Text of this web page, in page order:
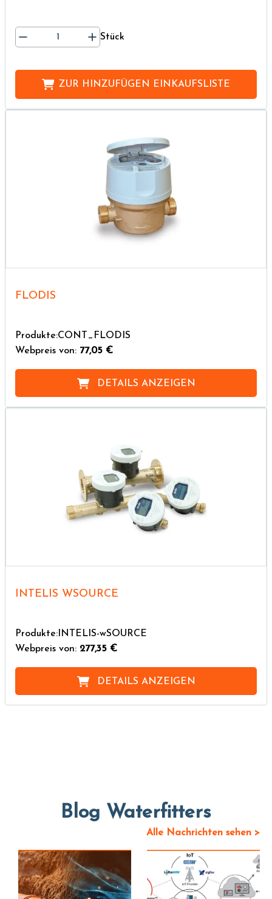
Stück
ZUR HINZUFÜGEN EINKAUFSLISTE
FLODIS
Produkte:CONT_FLODIS
Webpreis von: 77,05 €
DETAILS ANZEIGEN
INTELIS WSOURCE
Produkte:INTELIS-wSOURCE
Webpreis von: 277,35 €
DETAILS ANZEIGEN
Blog Waterfitters
Alle Nachrichten sehen >